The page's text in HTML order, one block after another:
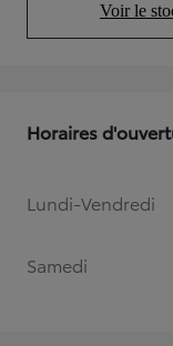
Voir le
Horaires
Lundi-Vendredi
Samedi